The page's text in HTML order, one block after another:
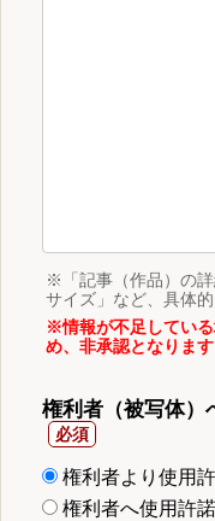
※「記事（作品）の
サイズ」など、具体
※情報が不足してい
め、非承認となります
権利者（被写体）
権利者より使用
権利者へ使用許